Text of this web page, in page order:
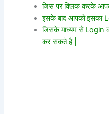
जिस पर क्लिक करके
इसके बाद आपको इसका
जिसके माध्यम से
कर सकते है |